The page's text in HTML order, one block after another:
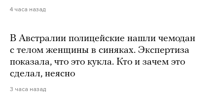
4 часа назад
В Австралии полицейские нашли чемодан
с телом женщины в синяках. Экспертиза
показала, что это кукла. Кто и зачем это
сделал, неясно
3 часа назад